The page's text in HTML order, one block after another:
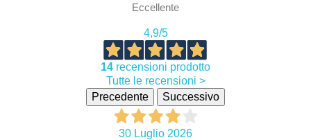
Eccellente
4,9/5
14 recensioni prodotto
Tutte le recensioni >
Precedente
Successivo
30 Luglio 2026